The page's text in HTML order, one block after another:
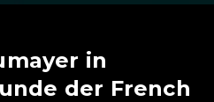
in
der French